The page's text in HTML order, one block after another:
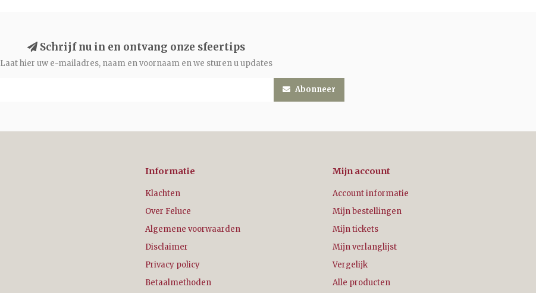
Schrijf nu in en ontvang onze sfeertips
Laat hier uw e-mailadres, naam en voornaam en we sturen u updates
Abonneer
Informatie
Klachten
Over Feluce
Algemene voorwaarden
Disclaimer
Privacy policy
Betaalmethoden
Mijn account
Account informatie
Mijn bestellingen
Mijn tickets
Mijn verlanglijst
Vergelijk
Alle producten